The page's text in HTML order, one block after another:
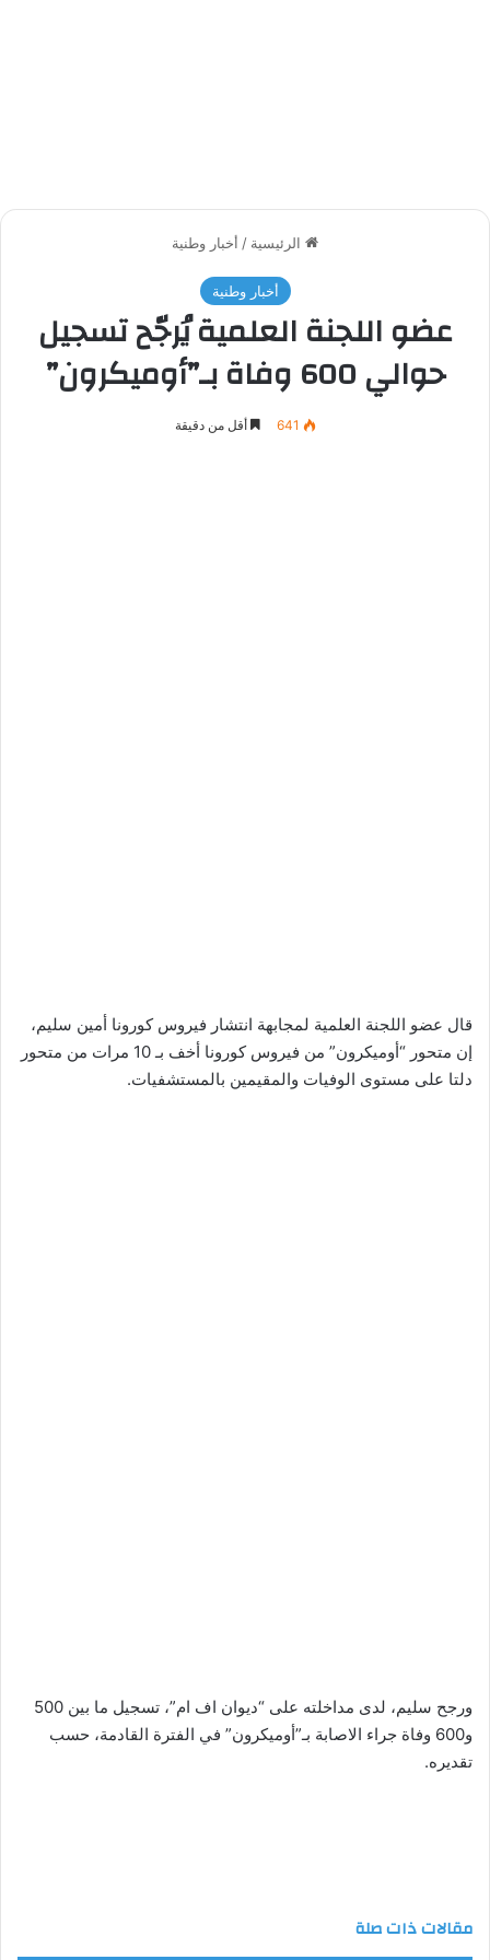
الرئيسية / أخبار وطنية
أخبار وطنية
عضو اللجنة العلمية يُرجّح تسجيل
حوالي 600 وفاة بـ”أوميكرون”
641 أقل من دقيقة
قال عضو اللجنة العلمية لمجابهة انتشار فيروس كورونا أمين سليم،
إن متحور “أوميكرون” من فيروس كورونا أخف بـ 10 مرات من متحور
دلتا على مستوى الوفيات والمقيمين بالمستشفيات.
ورجح سليم، لدى مداخلته على “ديوان اف ام”، تسجيل ما بين 500
و600 وفاة جراء الاصابة بـ”أوميكرون” في الفترة القادمة، حسب
تقديره.
مقالات ذات صلة